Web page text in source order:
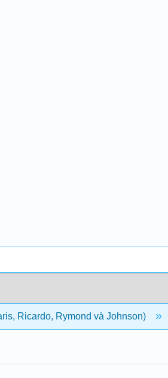
Ricardo, Rymond và Johnson)